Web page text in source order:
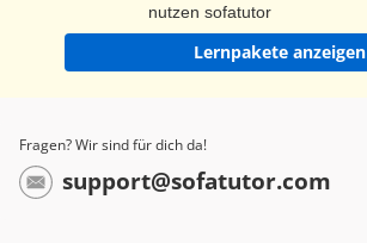
nutzen sofatutor
Lernpakete anzeigen
Fragen? Wir sind für dich da!
support@sofatutor.com